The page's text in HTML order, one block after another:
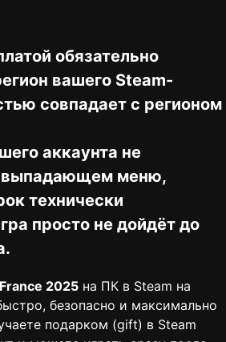
обязательно
вашего Steam-
совпадает с регионом
аккаунта не
выпадающем меню,
технически
просто не дойдёт до
2025 на ПК в Steam на
безопасно и максимально
подарком (gift) в Steam